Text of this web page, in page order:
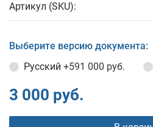
Артикул (SKU):
Выберите версию документа:
Русский +591 000 руб.
3 000 руб.